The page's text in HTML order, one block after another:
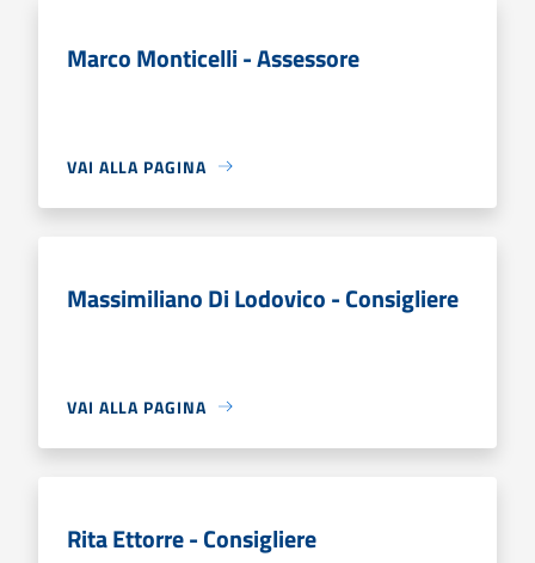
Marco Monticelli - Assessore
VAI ALLA PAGINA
Massimiliano Di Lodovico - Consigliere
VAI ALLA PAGINA
Rita Ettorre - Consigliere